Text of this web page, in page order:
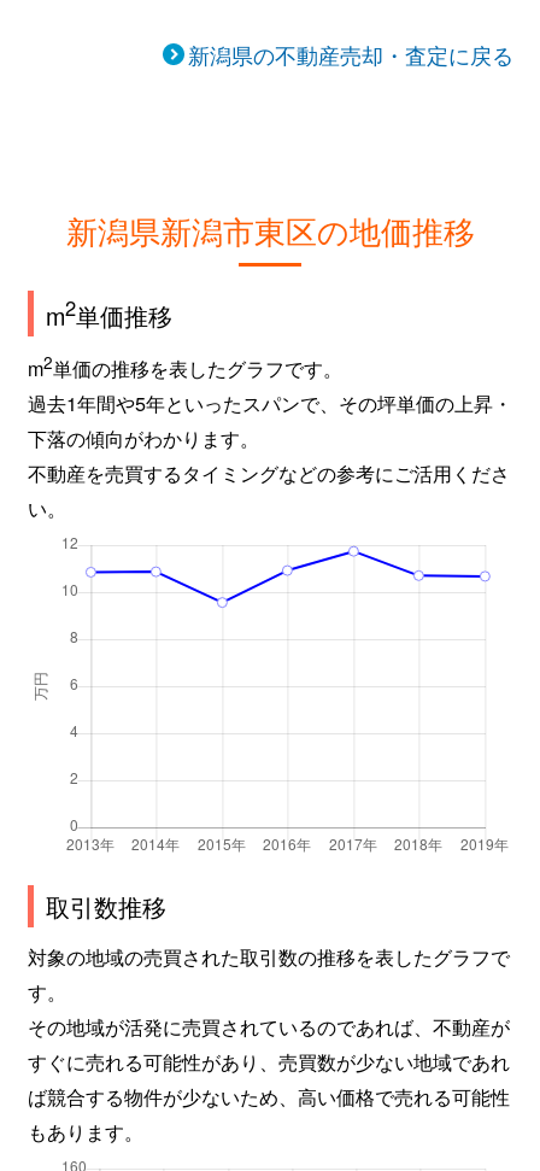
新潟県の不動産売却・査定に戻る
新潟県新潟市東区の地価推移
m2単価推移
m2単価の推移を表したグラフです。
過去1年間や5年といったスパンで、その坪単価の上昇・
下落の傾向がわかります。
不動産を売買するタイミングなどの参考にご活用くださ
い。
取引数推移
対象の地域の売買された取引数の推移を表したグラフで
す。
その地域が活発に売買されているのであれば、不動産が
すぐに売れる可能性があり、売買数が少ない地域であれ
ば競合する物件が少ないため、高い価格で売れる可能性
もあります。